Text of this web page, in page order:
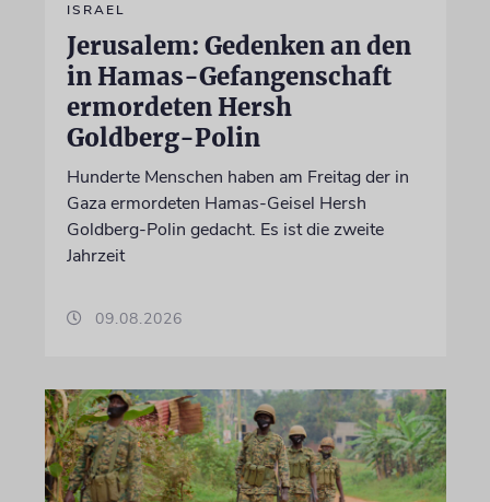
ISRAEL
Jerusalem: Gedenken an den
in Hamas-Gefangenschaft
ermordeten Hersh
Goldberg-Polin
Hunderte Menschen haben am Freitag der in
Gaza ermordeten Hamas-Geisel Hersh
Goldberg-Polin gedacht. Es ist die zweite
Jahrzeit
09.08.2026